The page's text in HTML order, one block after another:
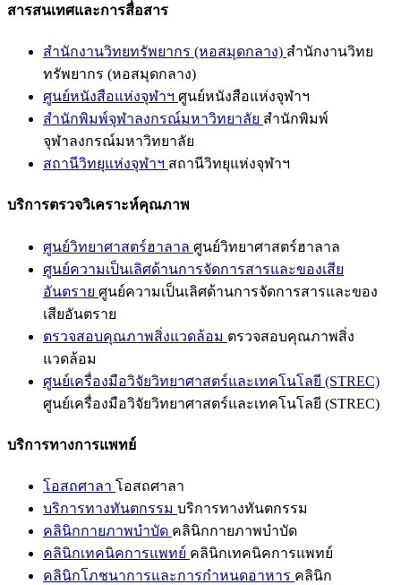
สารสนเทศและการสื่อสาร
สำนักงานวิทยทรัพยากร (หอสมุดกลาง) สำนักงานวิทย
ทรัพยากร (หอสมุดกลาง)
ศูนย์หนังสือแห่งจุฬาฯ ศูนย์หนังสือแห่งจุฬาฯ
สำนักพิมพ์จุฬาลงกรณ์มหาวิทยาลัย สำนักพิมพ์
จุฬาลงกรณ์มหาวิทยาลัย
สถานีวิทยุแห่งจุฬาฯ สถานีวิทยุแห่งจุฬาฯ
บริการตรวจวิเคราะห์คุณภาพ
ศูนย์วิทยาศาสตร์ฮาลาล ศูนย์วิทยาศาสตร์ฮาลาล
ศูนย์ความเป็นเลิศด้านการจัดการสารและของเสีย
อันตราย ศูนย์ความเป็นเลิศด้านการจัดการสารและของ
เสียอันตราย
ตรวจสอบคุณภาพสิ่งแวดล้อม ตรวจสอบคุณภาพสิ่ง
แวดล้อม
ศูนย์เครื่องมือวิจัยวิทยาศาสตร์และเทคโนโลยี (STREC)
ศูนย์เครื่องมือวิจัยวิทยาศาสตร์และเทคโนโลยี (STREC)
บริการทางการแพทย์
โอสถศาลา โอสถศาลา
บริการทางทันตกรรม บริการทางทันตกรรม
คลินิกกายภาพบำบัด คลินิกกายภาพบำบัด
คลินิกเทคนิคการแพทย์ คลินิกเทคนิคการแพทย์
คลินิกโภชนาการและการกำหนดอาหาร คลินิก